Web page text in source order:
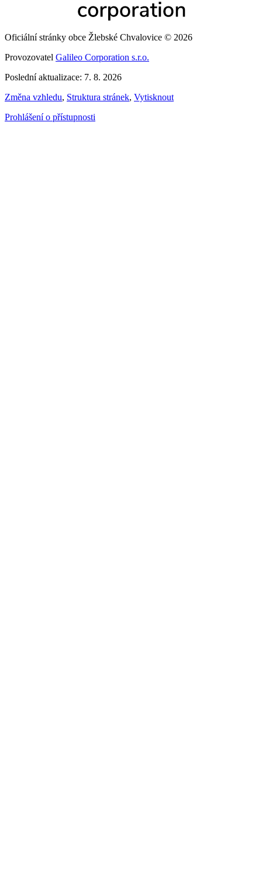
Oficiální stránky obce Žlebské Chvalovice © 2026
Provozovatel Galileo Corporation s.r.o.
Poslední aktualizace: 7. 8. 2026
Změna vzhledu, Struktura stránek, Vytisknout
Prohlášení o přístupnosti